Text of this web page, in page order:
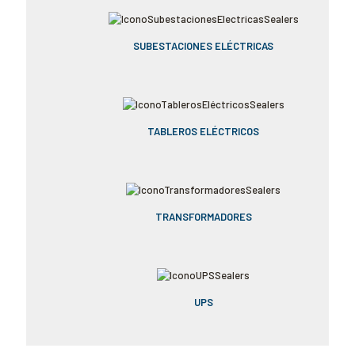
SUBESTACIONES ELÉCTRICAS
TABLEROS ELÉCTRICOS
TRANSFORMADORES
UPS